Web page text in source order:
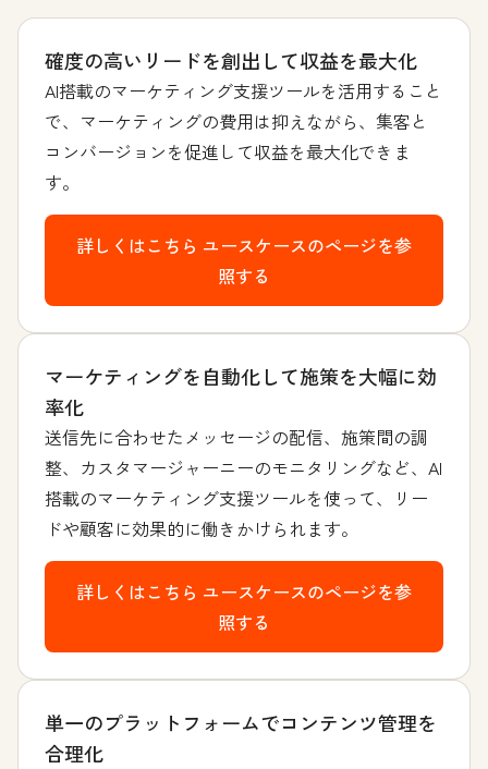
確度の高いリードを創出して収益を最大化
AI搭載のマーケティング支援ツールを活用すること
で、マーケティングの費用は抑えながら、集客と
コンバージョンを促進して収益を最大化できま
す。
詳しくはこちら ユースケースのページを参
照する
マーケティングを自動化して施策を大幅に効
率化
送信先に合わせたメッセージの配信、施策間の調
整、カスタマージャーニーのモニタリングなど、AI
搭載のマーケティング支援ツールを使って、リー
ドや顧客に効果的に働きかけられます。
詳しくはこちら ユースケースのページを参
照する
単一のプラットフォームでコンテンツ管理を
合理化